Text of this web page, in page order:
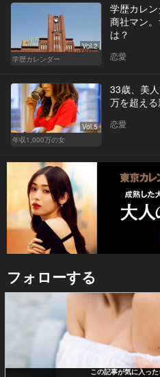
Vol.2
学歴カレンダー
学歴カレ
商社マン
は？
恋愛
Vol.5
年収1,000万の女
33歳、美
万を超え
恋愛
フォローする
この記事が気に入っ